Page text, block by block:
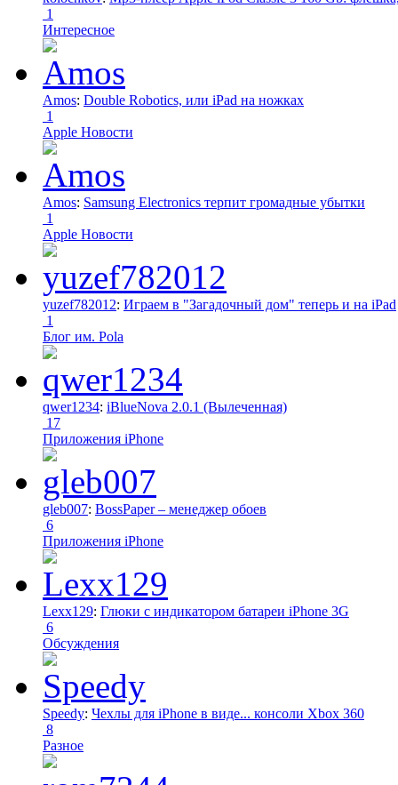
1
Интересное
Amos: Double Robotics, или iPad на ножках
1
Apple Новости
Amos: Samsung Electronics терпит громадные убытки
1
Apple Новости
yuzef782012: Играем в "Загадочный дом" теперь и на iPad
1
Блог им. Pola
qwer1234: iBlueNova 2.0.1 (Вылеченная)
17
Приложения iPhone
gleb007: BossPaper – менеджер обоев
6
Приложения iPhone
Lexx129: Глюки с индикатором батареи iPhone 3G
6
Обсуждения
Speedy: Чехлы для iPhone в виде... консоли Xbox 360
8
Разное